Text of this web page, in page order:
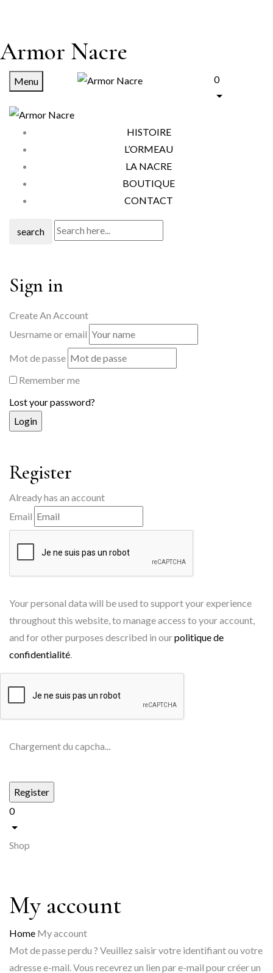
Armor Nacre
Menu 0
HISTOIRE
L’ORMEAU
LA NACRE
BOUTIQUE
CONTACT
search
Sign in
Create An Account
Uesrname or email
Mot de passe
Remember me
Lost your password?
Register
Already has an account
Email
Your personal data will be used to support your experience
throughout this website, to manage access to your account,
and for other purposes described in ourpolitique de
confidentialité.
Chargement du capcha...
0
Shop
My account
Home My account
Mot de passe perdu ? Veuillez saisir votre identifiant ou votre
adresse e-mail. Vous recevrez un lien par e-mail pour créer un